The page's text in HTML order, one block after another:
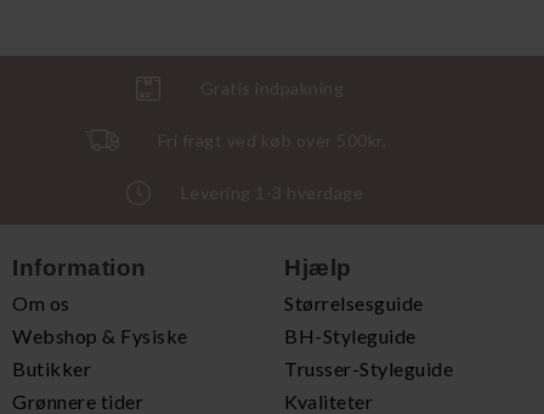
Gratis indpakning
Fri fragt ved køb over 500kr.
Levering 1-3 hverdage
Information
Om os
Webshop & Fysiske
Butikker
Grønnere tider
Hjælp
Størrelsesguide
BH-Styleguide
Trusser-Styleguide
Kvaliteter